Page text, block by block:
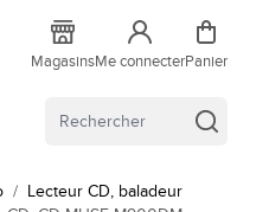
MagasinsMe connecterPanier
/ Lecteur CD, baladeur